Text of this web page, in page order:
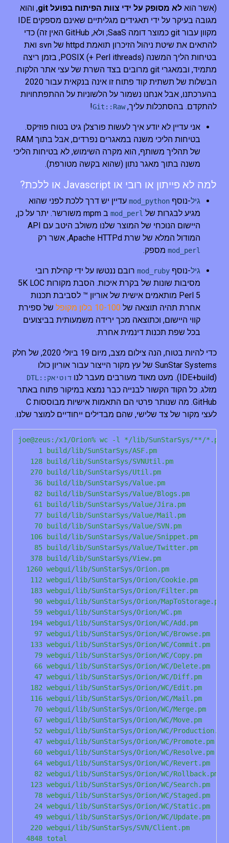
(אשר הוא לא מסופק על ידי צוות הפיתוח בפועל git
, והוא
מגובה בעיקר על ידי תאגידים מגליתיים שאינם מספקים IDE
מקוון עבור git כמוצר דומה SaaS; ולא, GitHub האין זה) כדי
להתאים את שיטת ניהול הזיכרון תואמת httpd של svn ואת
בטיחות הליך המשנה POSIX (+ Perl ithreads), בזמן ריצה
מתמיד, ובמאגרי git מרובים בצד השרת של עצי אתר הלקוח.
הבשלות של תשתית קוד פתוח זו אינה בנקאית עבור 2020
בהערכתנו, אבל אנחנו נשמור על הלשוניות על ההתפתחויות
להתקדם. בהסתכלות עליך,Git::Raw
!
אני עדיין לא יודע איך לעשות פורצלן גיט בטוח פוזיקס.
בטיחות הליכי משנה במאגרים נפרדים, אבל בתוך RAM
של תהליך משותף, הוא מקרה השימוש, לא בטיחות הליכי
משנה בתוך מאגר נתון (שהוא בקשה מטורפת).
למה לא פייתון או רובי או Javascript או ללכת?
גיל-נוסף mod_python עדיין יש דרך ללכת לפני שהוא
מגיע לבגרות של mod_perl
ב mpm משורשר. יתר על כן,
היישום הנוכחי של המוצר שלנו משולב היטב עם API
המודול המלא של שרת Apache HTTPd, אשר רק
mod_perl מספק.
גיל-נוסף mod_ruby רובם ננטשו על ידי קהילת רובי
מסיבות שונות של בקרת איכות. הסבת מקורות 5K LOC
Perl 5 מותאמים אישית של אוריון ™ לסביבת תכנות
אחרת תהיה תוצאה של 10-100 בלון מקופל
של ספירת
קווי היישום, וכתוצאה מכך ירידה משמעותית בביצועים
בכל שפת תכנות דינמית אחרת.
כדי להיות בטוח, הנה צילום מצב, מיום 19 ביולי 2020, של חלק
SunStar Systems של עץ מקור הייצור עבור אוריון כולו
(IDE+build). מעט מאוד מעורבים מעבר לנו
דוטיאק::DTL
מזלג. כל הקוד הקשור לבנייה כבר נמצא במיקור פתוח באתר
GitHub. מה שנותר פרטי הם התאמות אישיות מבוססות C
לעצי מקור של צד שלישי, שהם מבדילים ייחודיים למוצר שלנו.
joe@zeus:/x1/Orion% wc -l */lib/SunStarSys/**/*.pm
     1 build/lib/SunStarSys/ASF.pm
   128 build/lib/SunStarSys/SVNUtil.pm
   270 build/lib/SunStarSys/Util.pm
    36 build/lib/SunStarSys/Value.pm
    82 build/lib/SunStarSys/Value/Blogs.pm
    61 build/lib/SunStarSys/Value/Jira.pm
    77 build/lib/SunStarSys/Value/Mail.pm
    70 build/lib/SunStarSys/Value/SVN.pm
   106 build/lib/SunStarSys/Value/Snippet.pm
    85 build/lib/SunStarSys/Value/Twitter.pm
   378 build/lib/SunStarSys/View.pm
  1260 webgui/lib/SunStarSys/Orion.pm
   112 webgui/lib/SunStarSys/Orion/Cookie.pm
   183 webgui/lib/SunStarSys/Orion/Filter.pm
    90 webgui/lib/SunStarSys/Orion/MapToStorage.pm
    59 webgui/lib/SunStarSys/Orion/WC.pm
   194 webgui/lib/SunStarSys/Orion/WC/Add.pm
    97 webgui/lib/SunStarSys/Orion/WC/Browse.pm
   133 webgui/lib/SunStarSys/Orion/WC/Commit.pm
    79 webgui/lib/SunStarSys/Orion/WC/Copy.pm
    66 webgui/lib/SunStarSys/Orion/WC/Delete.pm
    47 webgui/lib/SunStarSys/Orion/WC/Diff.pm
   182 webgui/lib/SunStarSys/Orion/WC/Edit.pm
   116 webgui/lib/SunStarSys/Orion/WC/Mail.pm
    70 webgui/lib/SunStarSys/Orion/WC/Merge.pm
    67 webgui/lib/SunStarSys/Orion/WC/Move.pm
    52 webgui/lib/SunStarSys/Orion/WC/Production.pm
    47 webgui/lib/SunStarSys/Orion/WC/Promote.pm
    60 webgui/lib/SunStarSys/Orion/WC/Resolve.pm
    64 webgui/lib/SunStarSys/Orion/WC/Revert.pm
    82 webgui/lib/SunStarSys/Orion/WC/Rollback.pm
   123 webgui/lib/SunStarSys/Orion/WC/Search.pm
    78 webgui/lib/SunStarSys/Orion/WC/Staged.pm
    24 webgui/lib/SunStarSys/Orion/WC/Static.pm
    49 webgui/lib/SunStarSys/Orion/WC/Update.pm
   220 webgui/lib/SunStarSys/SVN/Client.pm